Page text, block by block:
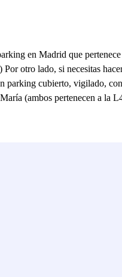
en Madrid que
otro lado, si necesitas
parking cubierto, vigilado,
(ambos pertenecen a la